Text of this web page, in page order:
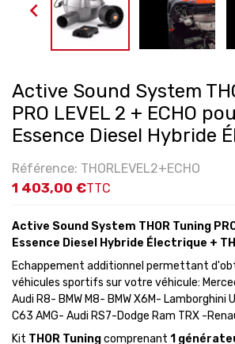

Active Sound System
PRO LEVEL 2 + ECHO
Essence Diesel Hybride
Référence: THORLEVEL2+ECHO
1 403,00 €TTC
Active Sound System THOR Tuning
Essence Diesel Hybride Électrique +
Echappement additionnel permettant
véhicules sportifs sur votre véhicule:
Audi R8- BMW M8- BMW X6M- Lamborghini
C63 AMG- Audi RS7-Dodge Ram TRX -
Kit THOR Tuningcomprenant 1